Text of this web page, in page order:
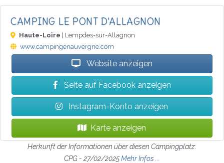
CAMPING LE PONT D'ALLAGNON
Haute-Loire | Lempdes-sur-Allagnon
www.campingenauvergne.com
Website anzeigen
Seite auf Facebook anzeigen
Instagram-Konto anzeigen
Karte anzeigen
Herkunft der Informationen über diesen Campingplatz:
CPG - 27/02/2025Mehr Infos ...